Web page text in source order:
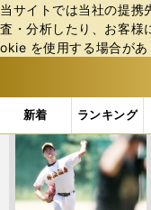
当サイトでは当社の提携
査・分析したり、お客様
okie を使⽤する場合があ
新着 ランキング
b
ス
ポ
テ
ィ
「#佐藤日翔」